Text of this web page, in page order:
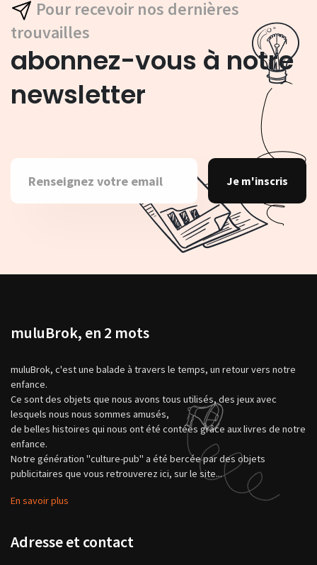
Pour recevoir nos dernières
trouvailles
abonnez-vous à notre
newsletter
Je m'inscris
muluBrok, en 2 mots
muluBrok, c'est une balade à travers le temps, un retour vers notre
enfance.
Ce sont des objets que nous avons tous utilisés, des jeux avec
lesquels nous nous sommes amusés,
de belles histoires qui nous ont été contées grâce aux livres de notre
enfance.
Notre génération "culture-pub" a été bercée par des objets
publicitaires que vous retrouverez ici, sur le site...
En savoir plus
Adresse et contact